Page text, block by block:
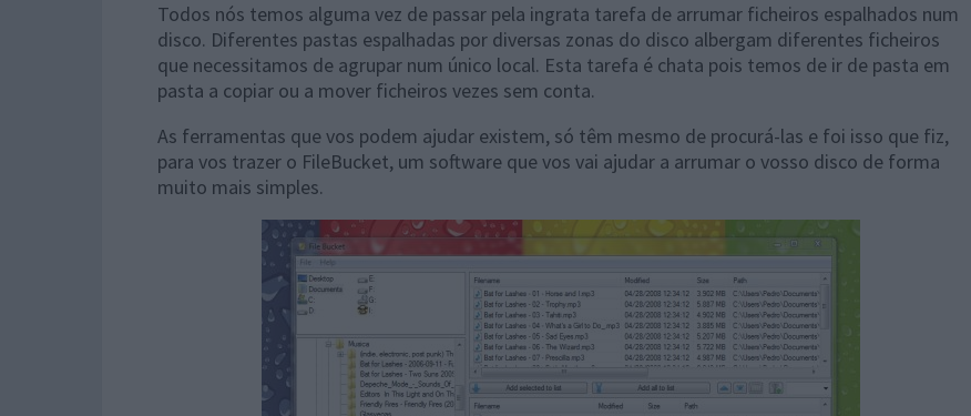
Todos nós temos alguma vez de passar pela ingrata tarefa de arrumar ficheiros espalhados num
disco. Diferentes pastas espalhadas por diversas zonas do disco albergam diferentes ficheiros
que necessitamos de agrupar num único local. Esta tarefa é chata pois temos de ir de pasta em
pasta a copiar ou a mover ficheiros vezes sem conta.
As ferramentas que vos podem ajudar existem, só têm mesmo de procurá-las e foi isso que fiz,
para vos trazer o FileBucket, um software que vos vai ajudar a arrumar o vosso disco de forma
muito mais simples.